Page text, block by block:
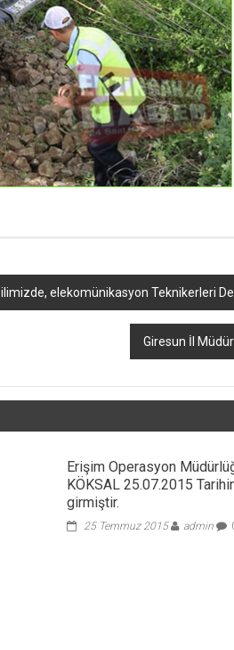
elekomünikasyon Teknikerleri
Giresun İl
Erişim Operasyon
KÖKSAL 25.07.2015
girmiştir.
25 Temmuz 2015 admin